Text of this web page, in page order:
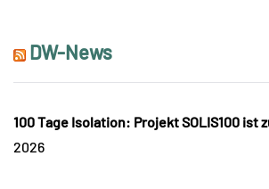
DW-News
100 Tage Isolation: Projekt SOLIS100 ist
2026